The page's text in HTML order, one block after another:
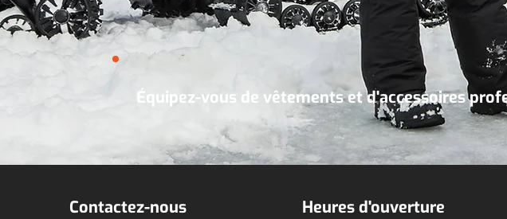
Équipez-vous de vêtements et d'accessoires
Contactez-nous Heures d'ouverture